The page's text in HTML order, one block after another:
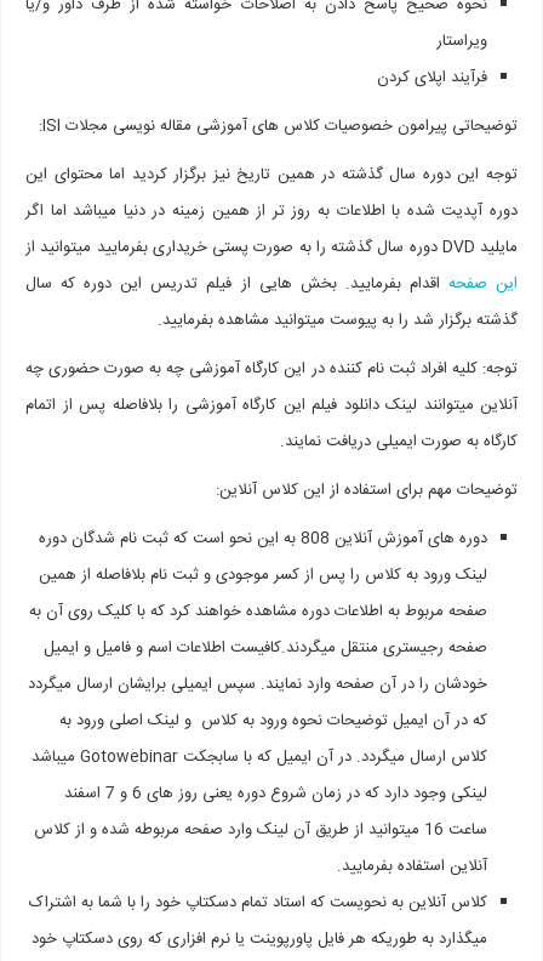
ویراستار
فرآیند اپلای کردن
توضیحاتی پیرامون خصوصیات کلاس های آموزشی مقاله نویسی مجلات ISI:
توجه این دوره سال گذشته در همین تاریخ نیز برگزار کردید اما محتوای این
دوره آپدیت شده با اطلاعات به روز تر از همین زمینه در دنیا میباشد اما اگر
مایلید DVD دوره سال گذشته را به صورت پستی خریداری بفرمایید میتوانید از
این صفحهاقدام بفرمایید. بخش هایی از فیلم تدریس این دوره که سال
گذشته برگزار شد را به پیوست میتوانید مشاهده بفرمایید.
توجه: کلیه افراد ثبت نام کننده در این کارگاه آموزشی چه به صورت حضوری چه
آنلاین میتوانند لینک دانلود فیلم این کارگاه آموزشی را بلافاصله پس از اتمام
کارگاه به صورت ایمیلی دریافت نمایند.
توضیحات مهم برای استفاده از این کلاس آنلاین:
دوره های آموزش آنلاین 808 به این نحو است که ثبت نام شدگان دوره
لینک ورود به کلاس را پس از کسر موجودی و ثبت نام بلافاصله از همین
صفحه مربوط به اطلاعات دوره مشاهده خواهند کرد که با کلیک روی آن به
صفحه رجیستری منتقل میگردند.کافیست اطلاعات اسم و فامیل و ایمیل
خودشان را در آن صفحه وارد نمایند. سپس ایمیلی برایشان ارسال میگردد
که در آن ایمیل توضیحات نحوه ورود به کلاس و لینک اصلی ورود به
کلاس ارسال میگردد. در آن ایمیل که با سابجکت Gotowebinar میباشد
لینکی وجود دارد که در زمان شروع دوره یعنی روز های 6 و 7 اسفند
ساعت 16 میتوانید از طریق آن لینک وارد صفحه مربوطه شده و از کلاس
آنلاین استفاده بفرمایید.
کلاس آنلاین به نحویست که استاد تمام دسکتاپ خود را با شما به اشتراک
میگذارد به طوریکه هر فایل پاورپوینت یا نرم افزاری که روی دسکتاپ خود